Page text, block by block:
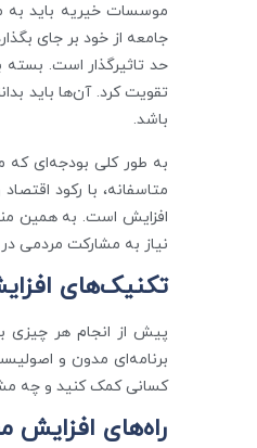
موسسات خیریه باید به
جامعه از خود بر جای
حد تاثیر‌گذار است. بسته
تقویت کرد. آن‌ها باید
باشد.
به طور کلی بودجه‌ای که
متاسفانه، با رکود
افزایش است. به همین
نیاز به مشارکت مردمی
تکنیک‌های
پیش از انجام هر چیزی
برنامه‌ای مدون و
کسانی کمک کنید و چه
راه‌های افزایش